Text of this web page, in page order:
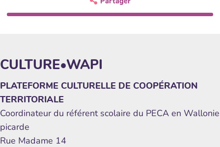
CULTURE•WAPI
PLATEFORME CULTURELLE DE COOPÉRATION
TERRITORIALE
Coordinateur du référent scolaire du PECA en Wallonie
picarde
Rue Madame 14